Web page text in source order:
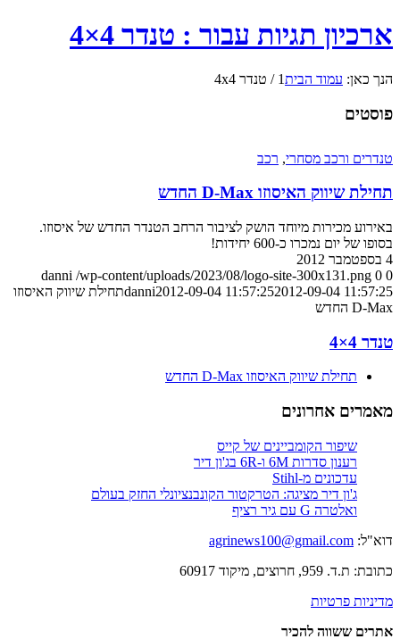
ארכיון תגיות עבור : טנדר 4×4
הנך כאן: עמוד הבית1
/ טנדר 4x4
פוסטים
טנדרים ורכב מסחרי, רכב
תחילת שיווק האיסוזו D-Max החדש
באירוע מכירות מיוחד הושק לציבור הרחב הטנדר החדש של איסוזו.
בסופו של יום נמכרו כ-600 יחידות!
4 בספטמבר 2012
0
0
danni /wp-content/uploads/2023/08/logo-site-300x131.png
danni2012-09-04 11:57:252012-09-04 11:57:25
תחילת שיווק האיסוזו
D-Max החדש
טנדר 4×4
תחילת שיווק האיסוזו D-Max החדש
מאמרים אחרונים
שיפור הקומביינים של קייס
רענון סדרות 6M ו-6R בג'ון דיר
עדכונים מ-Stihl
ג'ון דיר מציגה: הטרקטור הקונבנציונלי החזק בעולם
ואלטרה G עם גיר רציף
דוא"ל: agrinews100@gmail.com
כתובת: ת.ד. 959, חרוצים, מיקוד 60917
מדיניות פרטיות
אתרים ששווה להכיר